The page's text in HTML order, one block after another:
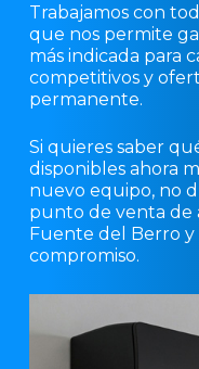
Trabajamos con
que nos permite
más indicada para
competitivos y
permanente.
Si quieres saber
disponibles ahora
nuevo equipo, no
punto de venta de
Fuente del Berro y
compromiso.